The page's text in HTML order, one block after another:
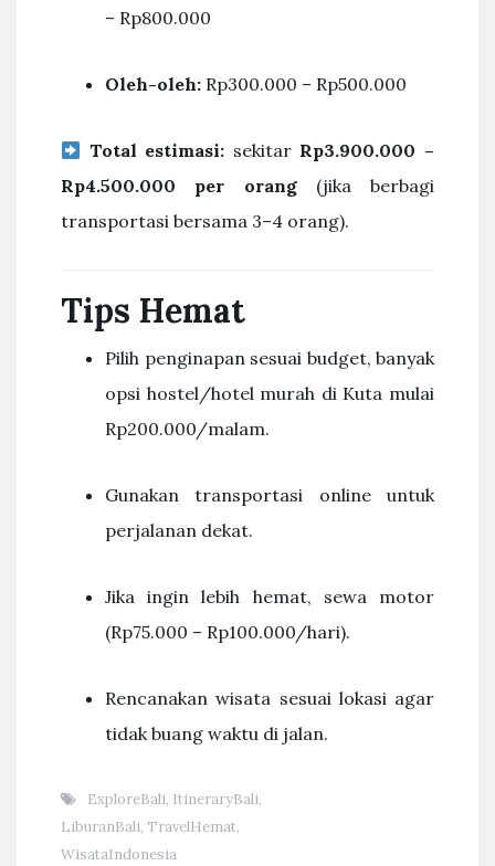
– Rp800.000
Oleh-oleh: Rp300.000 – Rp500.000
Total estimasi: sekitar Rp3.900.000 –
Rp4.500.000 per orang(jika berbagi
transportasi bersama 3–4 orang).
Tips Hemat
Pilih penginapan sesuai budget, banyak
opsi hostel/hotel murah di Kuta mulai
Rp200.000/malam.
Gunakan transportasi online untuk
perjalanan dekat.
Jika ingin lebih hemat, sewa motor
(Rp75.000 – Rp100.000/hari).
Rencanakan wisata sesuai lokasi agar
tidak buang waktu di jalan.
ExploreBali, ItineraryBali,
LiburanBali, TravelHemat,
WisataIndonesia